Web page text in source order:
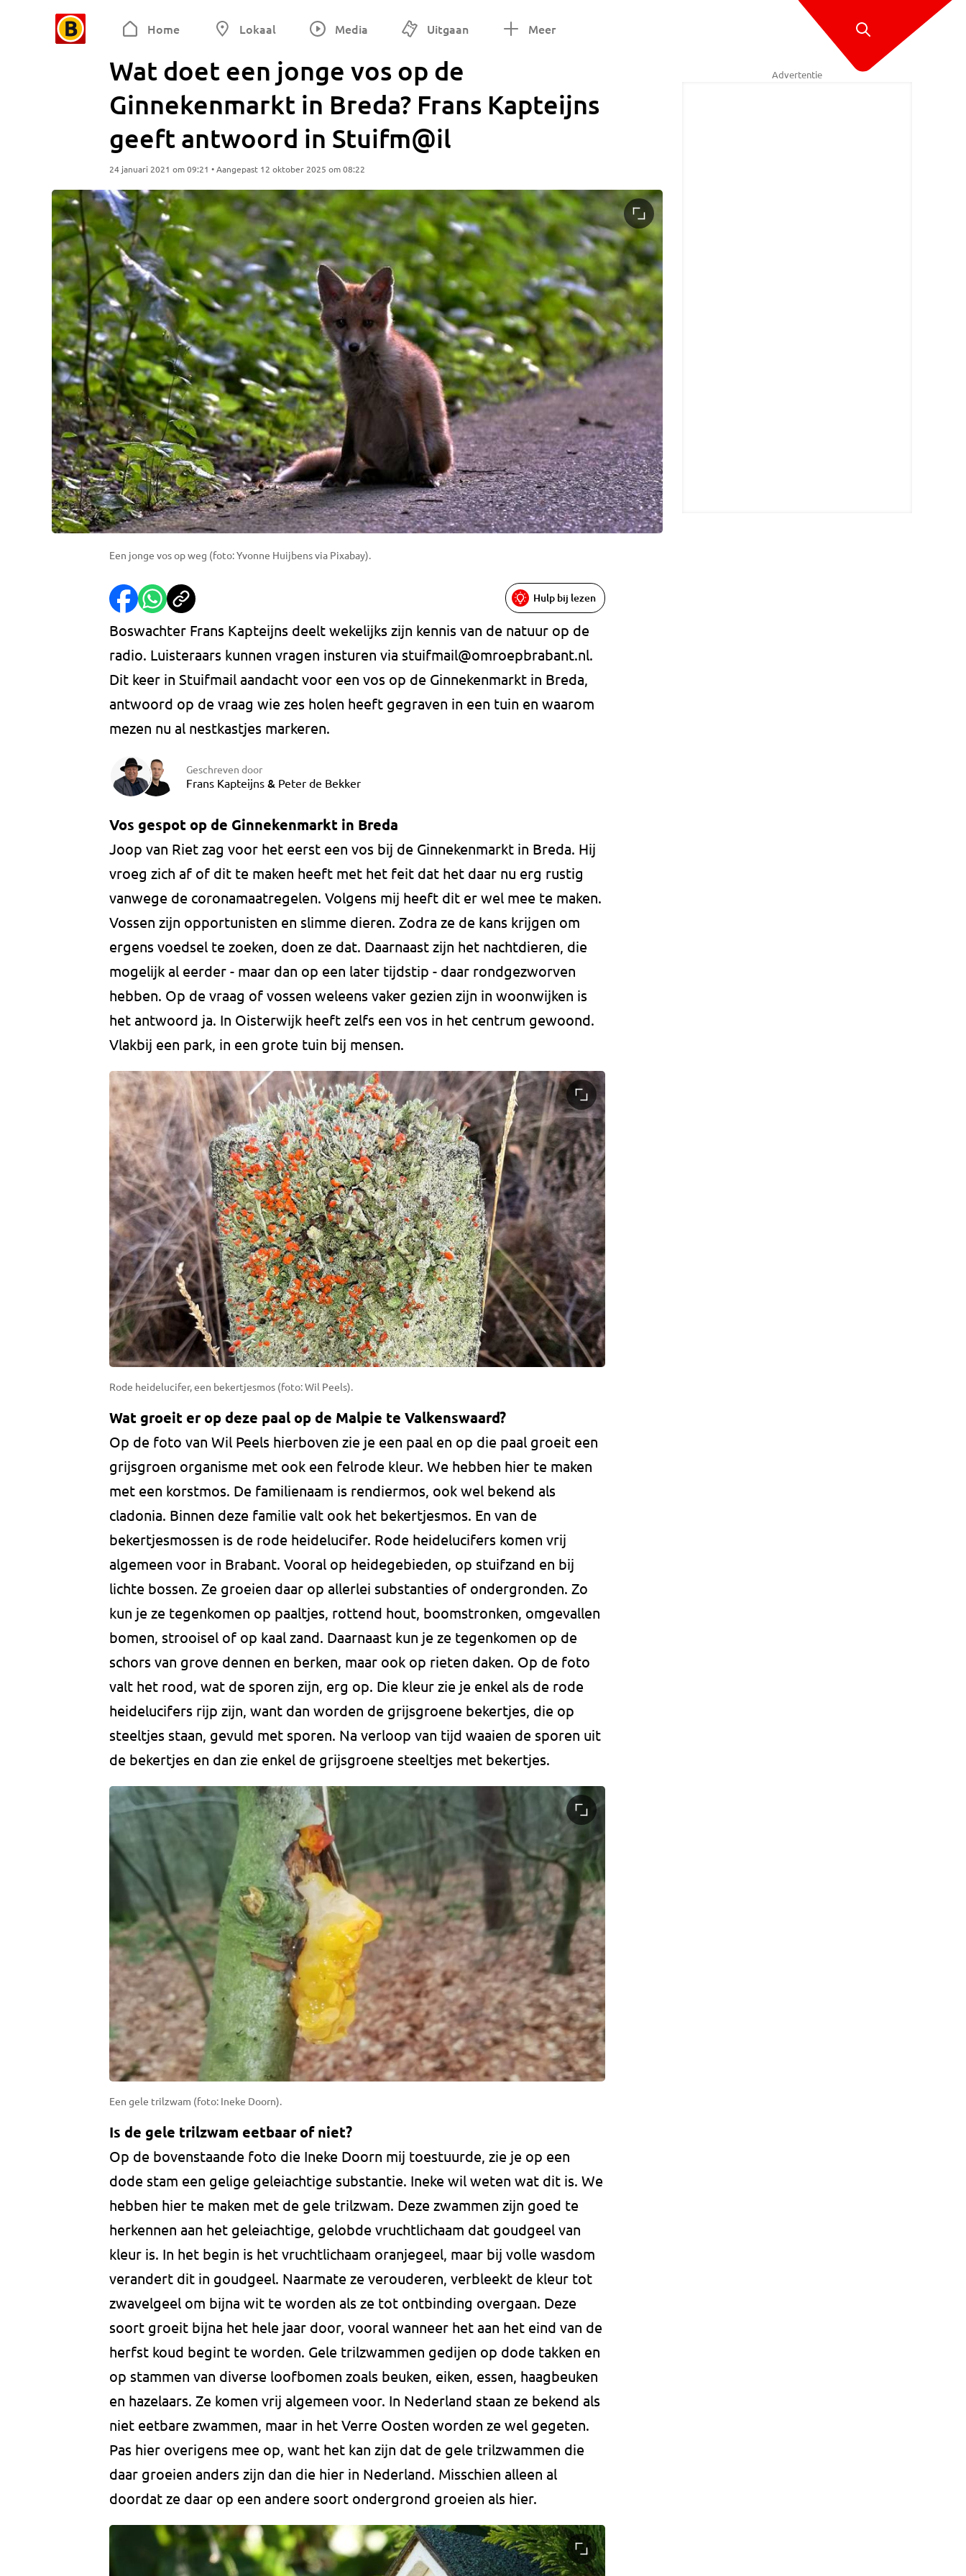
Home Lokaal Media Uitgaan Meer
Wat doet een jonge vos op de
Ginnekenmarkt in Breda? Frans Kapteijns
geeft antwoord in Stuifm@il
24 januari 2021 om 09:21 • Aangepast 12 oktober 2025 om 08:22
Een jonge vos op weg (foto: Yvonne Huijbens via Pixabay).
Hulp bij lezen
Boswachter Frans Kapteijns deelt wekelijks zijn kennis van de natuur op de
radio. Luisteraars kunnen vragen insturen via stuifmail@omroepbrabant.nl.
Dit keer in Stuifmail aandacht voor een vos op de Ginnekenmarkt in Breda,
antwoord op de vraag wie zes holen heeft gegraven in een tuin en waarom
mezen nu al nestkastjes markeren.
Geschreven door
Frans Kapteijns & Peter de Bekker
Vos gespot op de Ginnekenmarkt in Breda
Joop van Riet zag voor het eerst een vos bij de Ginnekenmarkt in Breda. Hij
vroeg zich af of dit te maken heeft met het feit dat het daar nu erg rustig
vanwege de coronamaatregelen. Volgens mij heeft dit er wel mee te maken.
Vossen zijn opportunisten en slimme dieren. Zodra ze de kans krijgen om
ergens voedsel te zoeken, doen ze dat. Daarnaast zijn het nachtdieren, die
mogelijk al eerder - maar dan op een later tijdstip - daar rondgezworven
hebben. Op de vraag of vossen weleens vaker gezien zijn in woonwijken is
het antwoord ja. In Oisterwijk heeft zelfs een vos in het centrum gewoond.
Vlakbij een park, in een grote tuin bij mensen.
Rode heidelucifer, een bekertjesmos (foto: Wil Peels).
Wat groeit er op deze paal op de Malpie te Valkenswaard?
Op de foto van Wil Peels hierboven zie je een paal en op die paal groeit een
grijsgroen organisme met ook een felrode kleur. We hebben hier te maken
met een korstmos. De familienaam is rendiermos, ook wel bekend als
cladonia. Binnen deze familie valt ook het bekertjesmos. En van de
bekertjesmossen is de rode heidelucifer. Rode heidelucifers komen vrij
algemeen voor in Brabant. Vooral op heidegebieden, op stuifzand en bij
lichte bossen. Ze groeien daar op allerlei substanties of ondergronden. Zo
kun je ze tegenkomen op paaltjes, rottend hout, boomstronken, omgevallen
bomen, strooisel of op kaal zand. Daarnaast kun je ze tegenkomen op de
schors van grove dennen en berken, maar ook op rieten daken. Op de foto
valt het rood, wat de sporen zijn, erg op. Die kleur zie je enkel als de rode
heidelucifers rijp zijn, want dan worden de grijsgroene bekertjes, die op
steeltjes staan, gevuld met sporen. Na verloop van tijd waaien de sporen uit
de bekertjes en dan zie enkel de grijsgroene steeltjes met bekertjes.
Een gele trilzwam (foto: Ineke Doorn).
Is de gele trilzwam eetbaar of niet?
Op de bovenstaande foto die Ineke Doorn mij toestuurde, zie je op een
dode stam een gelige geleiachtige substantie. Ineke wil weten wat dit is. We
hebben hier te maken met de gele trilzwam. Deze zwammen zijn goed te
herkennen aan het geleiachtige, gelobde vruchtlichaam dat goudgeel van
kleur is. In het begin is het vruchtlichaam oranjegeel, maar bij volle wasdom
verandert dit in goudgeel. Naarmate ze verouderen, verbleekt de kleur tot
zwavelgeel om bijna wit te worden als ze tot ontbinding overgaan. Deze
soort groeit bijna het hele jaar door, vooral wanneer het aan het eind van de
herfst koud begint te worden. Gele trilzwammen gedijen op dode takken en
op stammen van diverse loofbomen zoals beuken, eiken, essen, haagbeuken
en hazelaars. Ze komen vrij algemeen voor. In Nederland staan ze bekend als
niet eetbare zwammen, maar in het Verre Oosten worden ze wel gegeten.
Pas hier overigens mee op, want het kan zijn dat de gele trilzwammen die
daar groeien anders zijn dan die hier in Nederland. Misschien alleen al
doordat ze daar op een andere soort ondergrond groeien als hier.
Advertentie